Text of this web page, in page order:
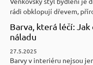
rádi obklopují dřevem,
Barva, která léčí:
náladu
27.5.2025
Barvy v interiéru nejsou